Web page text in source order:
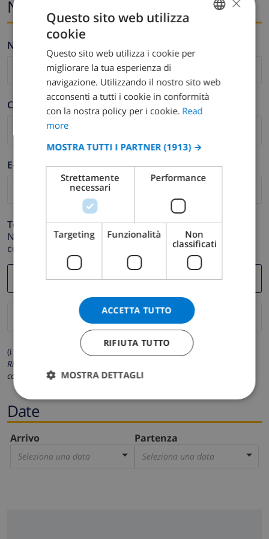
Nome ed e-mail
Nome *
Cognome *
E-mail *
Telefono *
Nel caso in cui il tuo indirizzo email non funzioni
correttamente.
(i campi contrassegnati con * sono obbligatori)
Rispettiamo la tua privacy. I tuoi dati personali non saranno mai
condivisi con gli altri.
Date
Arrivo
Seleziona una data
Partenza
Seleziona una data
DUTCH
SPANISH
GERMAN
DANISH
NORWEGIAN
Questo sito web utilizza
cookie
Questo sito web utilizza i cookie per
migliorare la tua esperienza di
navigazione. Utilizzando il nostro sito web
acconsenti a tutti i cookie in conformità
con la nostra policy per i cookie. Read
more
MOSTRA TUTTI I PARTNER (1913) →
Strettamente
necessari
Performance
Targeting Funzionalità
Non
classificati
ACCETTA TUTTO
RIFIUTA TUTTO
MOSTRA DETTAGLI